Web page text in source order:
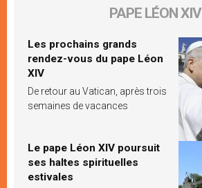
PAPE LÉON XIV
Les prochains grands
rendez-vous du pape Léon
XIV
De retour au Vatican, après trois
semaines de vacances
Le pape Léon XIV poursuit
ses haltes spirituelles
estivales